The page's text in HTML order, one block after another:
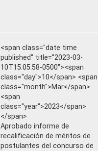
<span class="date time
published" title="2023-03-
10T15:05:58-0500"><span
class="day">10</span> <span
class="month">Mar</span>
<span
class="year">2023</span>
</span>
Aprobado informe de
recalificación de méritos de
postulantes del concurso de